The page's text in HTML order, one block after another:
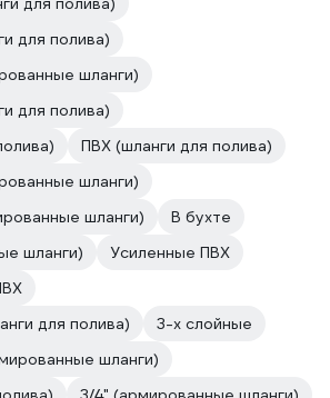
для полива)
шланги)
для полива)
ПВХ (шланги для полива)
шланги)
шланги)
В бухте
шланги)
Усиленные ПВХ
для полива)
3-х слойные
шланги)